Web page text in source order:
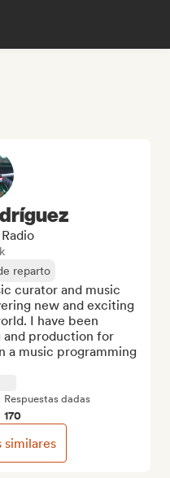
reparto
curator and music
new and exciting
I have been
and production for
a music programming
Respuestas dadas
170
similares